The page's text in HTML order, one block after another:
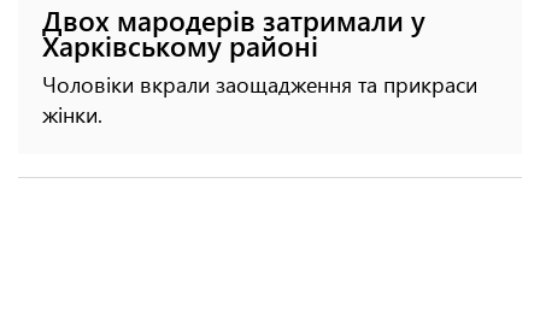
Двох мародерів затримали у
Харківському районі
Чоловіки вкрали заощадження та прикраси
жінки.